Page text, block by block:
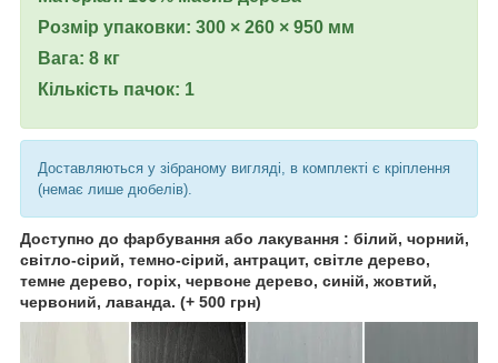
Розмір упаковки: 300 × 260 × 950 мм
Вага: 8 кг
Кількість пачок: 1
Доставляються у зібраному вигляді, в комплекті є кріплення
(немає лише дюбелів).
Доступно до фарбування або лакування : білий, чорний,
світло-сірий, темно-сірий, антрацит, світле дерево,
темне дерево, горіх, червоне дерево, синій, жовтий,
червоний, лаванда. (+ 500 грн)